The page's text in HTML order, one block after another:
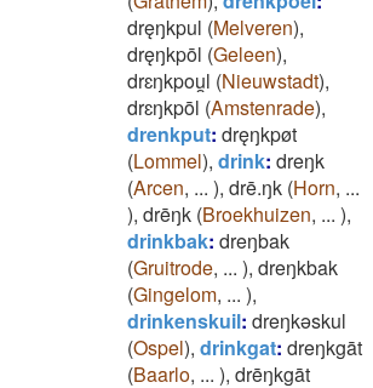
dręŋkpul (Melveren),
dręŋkpōl (Geleen),
drɛŋkpou̯l (Nieuwstadt),
drɛŋkpōl (Amstenrade),
drenkput: dręŋkpøt
(Lommel), drink: dreŋk
(Arcen, ... ), drē.ŋk (Horn, ...
), drēŋk (Broekhuizen, ... ),
drinkbak: dreŋbak
(Gruitrode, ... ), dreŋkbak
(Gingelom, ... ),
drinkenskuil: dreŋkǝskul
(Ospel), drinkgat: dreŋkgāt
(Baarlo, ... ), drēŋkgāt